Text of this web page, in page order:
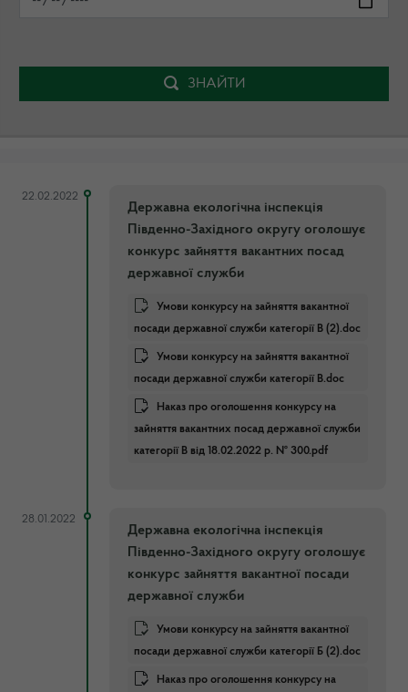
ЗНАЙТИ
22.02.2022
Державна екологічна інспекція
Південно-Західного округу оголошує
конкурс зайняття вакантних посад
державної служби
Умови конкурсу на зайняття вакантної
посади державної служби категорії В (2).doc
Умови конкурсу на зайняття вакантної
посади державної служби категорії В.doc
Наказ про оголошення конкурсу на
зайняття вакантних посад державної служби
категорії В від 18.02.2022 р. № 300.pdf
28.01.2022
Державна екологічна інспекція
Південно-Західного округу оголошує
конкурс зайняття вакантної посади
державної служби
Умови конкурсу на зайняття вакантної
посади державної служби категорії Б (2).doc
Наказ про оголошення конкурсу на